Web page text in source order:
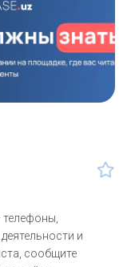
и
сообщите